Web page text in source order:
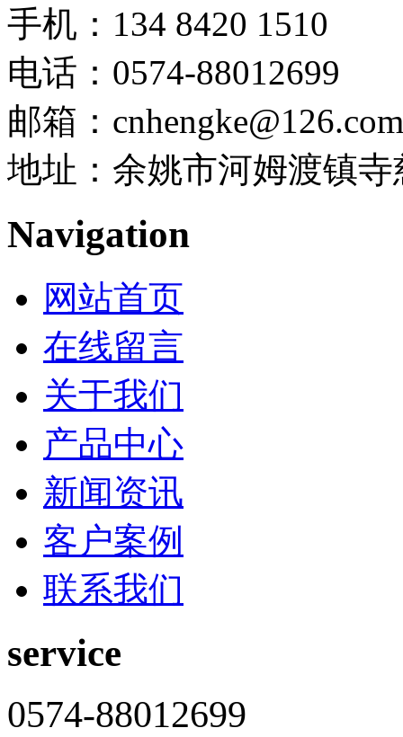
手机：134 8420 1510
电话：0574-88012699
邮箱：cnhengke@126.com
地址：余姚市河姆渡镇寺
Navigation
网站首页
在线留言
关于我们
产品中心
新闻资讯
客户案例
联系我们
service
0574-88012699